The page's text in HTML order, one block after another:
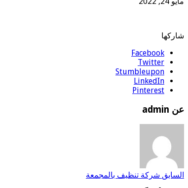
شاركها
Facebook
Twitter
Stumbleupon
LinkedIn
Pinterest
عن admin
السابق شركة تنظيف بالمجمعة